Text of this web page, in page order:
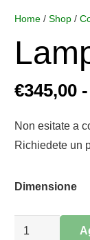
Home /Shop /
€345,00 -
Non esitate a
Richiedete un
Dimensione
Lampadario